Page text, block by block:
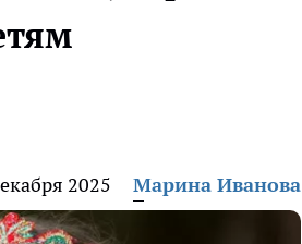
2025 Марина Иванова